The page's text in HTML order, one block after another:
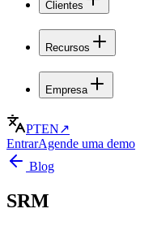
Clientes
Recursos
Empresa
PTEN↗
EntrarAgende uma demo
Blog
SRM